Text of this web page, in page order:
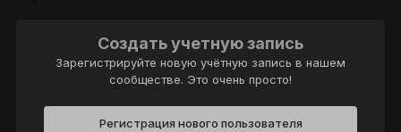
Создать учетную запись
Зарегистрируйте новую учётную запись в нашем
сообществе. Это очень просто!
Регистрация нового пользователя